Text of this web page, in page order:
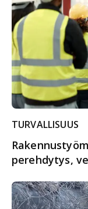
TURVALLISUUS
perehdytys,